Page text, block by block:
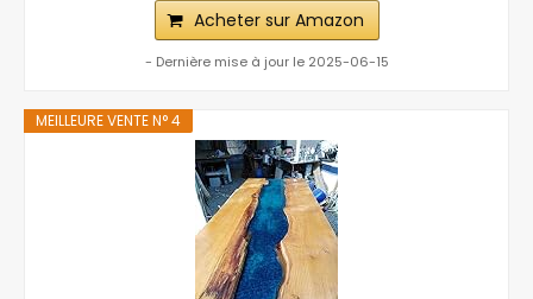
Acheter sur Amazon
- Dernière mise à jour le 2025-06-15
MEILLEURE VENTE N° 4